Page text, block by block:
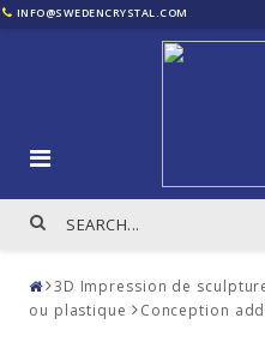
INFO@SWEDENCRYSTAL.COM
3D Impression de
ou plastique
Conception